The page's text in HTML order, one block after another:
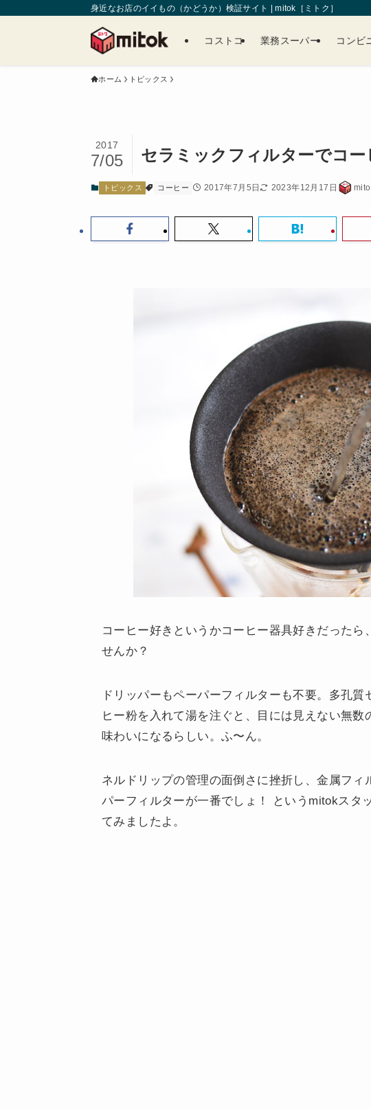
身近なお店のイイもの（かどうか）検証サイト | mitok［ミトク］
コストコ 業務スーパー コンビ
ホーム トピックス
セラミックフィルターでコー
2017
7/05
トピックス コーヒー 2017年7月5日 2023年12月17日
コーヒー好きというかコーヒー器具好きだったら、
せんか？
ドリッパーもペーパーフィルターも不要。多孔
ヒー粉を入れて湯を注ぐと、目には見えない無
味わいになるらしい。ふ〜ん。
ネルドリップの管理の面倒さに挫折し、金属フ
パーフィルターが一番でしょ！ というmitokスタ
てみましたよ。